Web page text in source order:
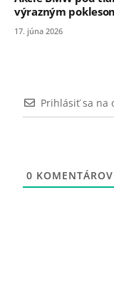
výrazným
17. júna 2026
Prihlásiť sa na
0 KOMENTÁROV